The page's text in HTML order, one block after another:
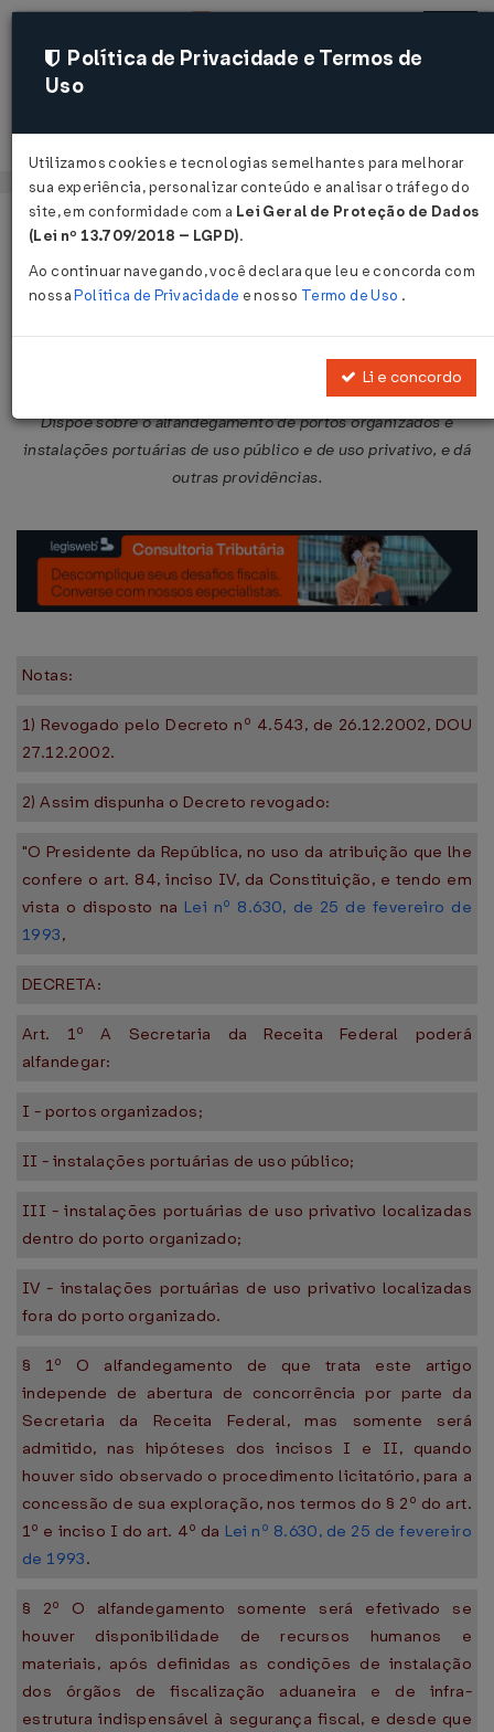
Acessar
Página Inicial Legislações
Decreto nº 1.912 de 21/05/1996
Publicado no DOU em 22 mai 1996
Dispõe sobre o alfandegamento de portos organizados e
instalações portuárias de uso público e de uso privativo, e dá
outras providências.
Notas:
1) Revogado pelo Decreto nº 4.543, de 26.12.2002, DOU
27.12.2002.
2) Assim dispunha o Decreto revogado:
"O Presidente da República, no uso da atribuição que lhe
confere o art. 84, inciso IV, da Constituição, e tendo em
vista o disposto na Lei nº 8.630, de 25 de fevereiro de
1993,
DECRETA:
Art. 1º A Secretaria da Receita Federal poderá
alfandegar:
I - portos organizados;
II - instalações portuárias de uso público;
III - instalações portuárias de uso privativo localizadas
dentro do porto organizado;
IV - instalações portuárias de uso privativo localizadas
fora do porto organizado.
§ 1º O alfandegamento de que trata este artigo
independe de abertura de concorrência por parte da
Secretaria da Receita Federal, mas somente será
admitido, nas hipóteses dos incisos I e II, quando
houver sido observado o procedimento licitatório, para a
concessão de sua exploração, nos termos do § 2º do art.
1º e inciso I do art. 4º da Lei nº 8.630, de 25 de fevereiro
de 1993.
§ 2º O alfandegamento somente será efetivado se
houver disponibilidade de recursos humanos e
materiais, após definidas as condições de instalação
dos órgãos de fiscalização aduaneira e de infra-
estrutura indispensável à segurança fiscal, e desde que
Política de Privacidade e Termos de
Uso
Utilizamos cookies e tecnologias semelhantes para melhorar
sua experiência, personalizar conteúdo e analisar o tráfego do
site, em conformidade com a Lei Geral de Proteção de Dados
(Lei nº 13.709/2018 – LGPD).
Ao continuar navegando, você declara que leu e concorda com
nossaPolítica de Privacidade e nosso Termo de Uso .
Li e concordo